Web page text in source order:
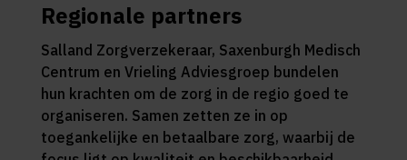
Regionale partners
Salland Zorgverzekeraar, Saxenburgh Medisch
Centrum en Vrieling Adviesgroep bundelen
hun krachten om de zorg in de regio goed te
organiseren. Samen zetten ze in op
toegankelijke en betaalbare zorg, waarbij de